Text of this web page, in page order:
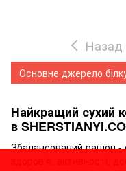
Назад
Найкращий сухий
в
Збалансований раціон
Основне джерело